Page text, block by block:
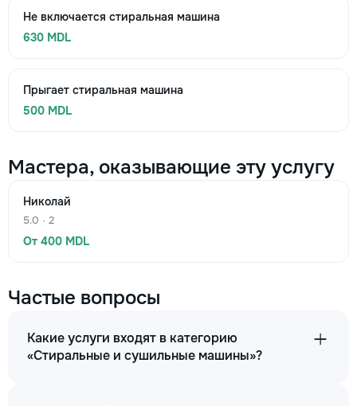
Не включается стиральная машина
630 MDL
Прыгает стиральная машина
500 MDL
Мастера, оказывающие эту услугу
Николай
5.0 · 2
От 400 MDL
Частые вопросы
Какие услуги входят в категорию
«Стиральные и сушильные машины»?